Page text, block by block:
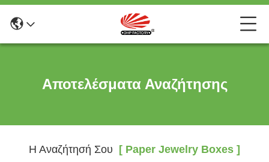
Αποτελέσματα Αναζήτησης
Η Αναζήτησή Σου [ Paper Jewelry Boxes ]